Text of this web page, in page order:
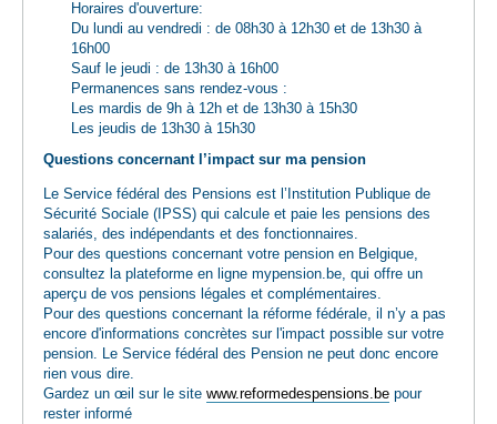
Horaires d'ouverture:
Du lundi au vendredi : de 08h30 à 12h30 et de 13h30 à
16h00
Sauf le jeudi : de 13h30 à 16h00
Permanences sans rendez-vous :
Les mardis de 9h à 12h et de 13h30 à 15h30
Les jeudis de 13h30 à 15h30
Questions concernant l’impact sur ma pension
Le Service fédéral des Pensions est l’Institution Publique de
Sécurité Sociale (IPSS) qui calcule et paie les pensions des
salariés, des indépendants et des fonctionnaires.
Pour des questions concernant votre pension en Belgique,
consultez la plateforme en ligne mypension.be, qui offre un
aperçu de vos pensions légales et complémentaires.
Pour des questions concernant la réforme fédérale, il n’y a pas
encore d'informations concrètes sur l'impact possible sur votre
pension. Le Service fédéral des Pension ne peut donc encore
rien vous dire.
Gardez un œil sur le site www.reformedespensions.bepour
rester informé